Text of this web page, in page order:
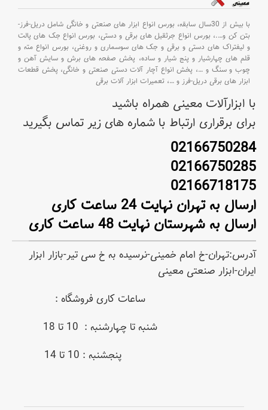
با بیش از 30سال سابقه،
بورس انواع ابزار های صنعتی و خانگی شامل دریل-فرز-
بتن کن و….، بورس انواع جرثقیل های برقی و دستی، بورس انواع جک های پالت
و لیفتراک های دستی و برقی و جک های سوسماری و روغنی، بورس انواع مته و
قلم های چهارشیار و پنج شیار و ساده، پخش صفحه های برش و سایش آهن و
چوب و سنگ و …، پخش انواع آچار آلات دستی صنعتی و خانگی، پخش قطعات
ابزار های برقی دریل-فرز و …، تعمیرات ابزار آلات برقی
با ابزارآلات معینی همراه باشید
برای برقراری ارتباط با شماره های زیر تماس بگیرید
02166750284
02166750285
02166718175
ارسال به تهران نهایت 24 ساعت کاری
ارسال به شهرستان نهایت 48 ساعت کاری
آدرس:تهران-خ امام خمینی-نرسیده به خ سی تیر-بازار ابزار
ایران-ابزار صنعتی معینی
ساعات کاری فروشگاه :
شنبه تا چهارشنبه : 10 تا 18
پنجشنبه : 10 تا 14